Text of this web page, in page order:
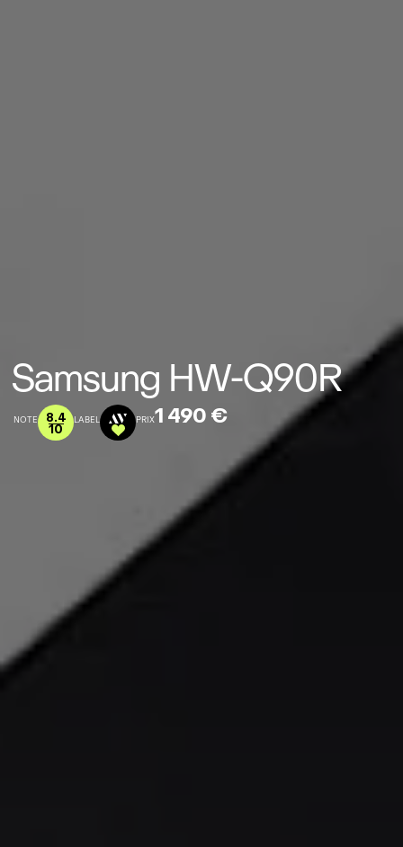
Samsung HW-Q90R
NOTE 8.4
10
LABEL PRIX1 490 €